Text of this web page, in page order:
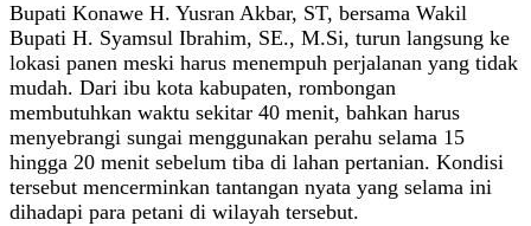
Bupati Konawe H. Yusran Akbar, ST, bersama Wakil
Bupati H. Syamsul Ibrahim, SE., M.Si, turun langsung ke
lokasi panen meski harus menempuh perjalanan yang tidak
mudah. Dari ibu kota kabupaten, rombongan
membutuhkan waktu sekitar 40 menit, bahkan harus
menyebrangi sungai menggunakan perahu selama 15
hingga 20 menit sebelum tiba di lahan pertanian. Kondisi
tersebut mencerminkan tantangan nyata yang selama ini
dihadapi para petani di wilayah tersebut.